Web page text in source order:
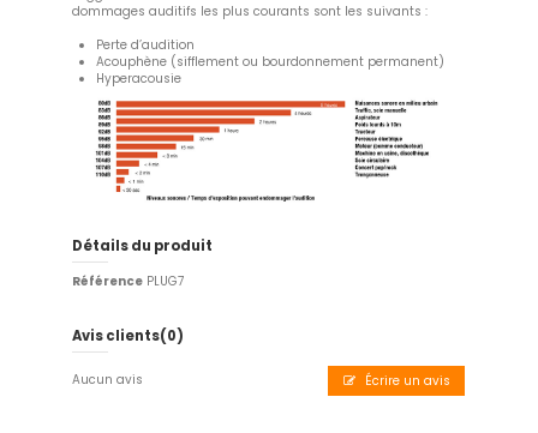
dommages auditifs les plus courants sont les suivants :
Perte d’audition
Acouphène (sifflement ou bourdonnement permanent)
Hyperacousie
Détails du produit
Référence PLUG7
Avis clients(0)
Aucun avis Écrire un avis